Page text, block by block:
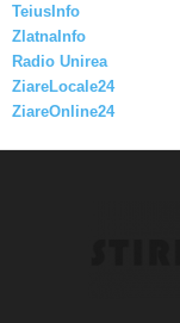
TeiusInfo
ZlatnaInfo
Radio Unirea
ZiareLocale24
ZiareOnline24